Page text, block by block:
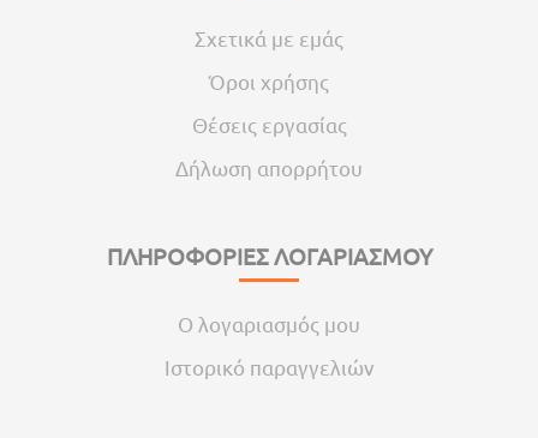
Σχετικά με εμάς
Όροι χρήσης
Θέσεις εργασίας
Δήλωση απορρήτου
ΠΛΗΡΟΦΟΡΙΕΣ ΛΟΓΑΡΙΑΣΜΟΥ
Ο λογαριασμός μου
Ιστορικό παραγγελιών